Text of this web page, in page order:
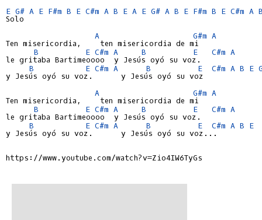
E G# A E F#m B E C#m A B E A E G# A B E F#m B E C#m A
Solo
A
G#m A
Ten misericordia,    ten misericordia de mi
B
E C#m A B E C#m A
le gritaba Bartimeoooo  y Jesús oyó su voz.
B
E C#m A B E C#m A B E
y Jesús oyó su voz.      y Jesús oyó su voz
A
G#m A
Ten misericordia,    ten misericordia de mi
B
E C#m A B E C#m A
le gritaba Bartimeoooo  y Jesús oyó su voz.
B
E C#m A B E C#m A B E
y Jesús oyó su voz.      y Jesús oyó su voz...
https://www.youtube.com/watch?v=Zio4IW6TyGs